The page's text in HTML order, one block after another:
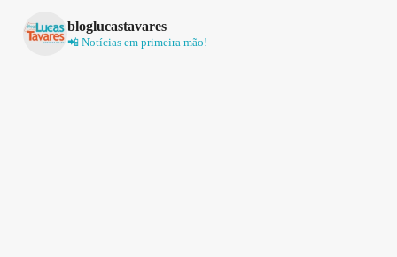
bloglucastavares
📲 Notícias em primeira mão!